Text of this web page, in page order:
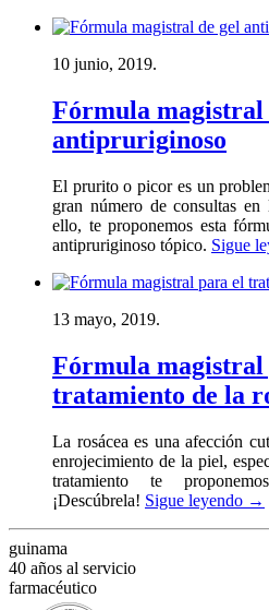
10 junio, 2019.
Fórmula magistral
antipruriginoso
El prurito o picor es un
gran número de consultas
ello, te proponemos esta
antipruriginoso tópico. Sigue
13 mayo, 2019.
Fórmula magistral
tratamiento de la
La rosácea es una afección
enrojecimiento de la piel,
tratamiento te
¡Descúbrela! Sigue leyendo →
guinama
40 años al servicio
farmacéutico